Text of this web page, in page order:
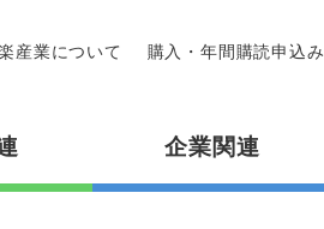
産業について 購入・年間購読申込み
企業関連